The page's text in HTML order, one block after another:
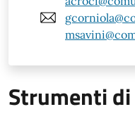
Strumenti